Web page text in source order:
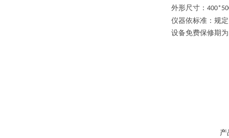
外形尺寸：
仪器依标准：规
设备免费保修期为
产